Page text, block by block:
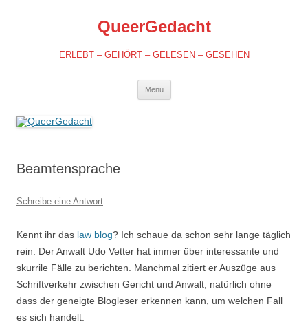
QueerGedacht
ERLEBT – GEHÖRT – GELESEN – GESEHEN
Menü
Beamtensprache
Schreibe eine Antwort
Kennt ihr das law blog? Ich schaue da schon sehr lange täglich
rein. Der Anwalt Udo Vetter hat immer über interessante und
skurrile Fälle zu berichten. Manchmal zitiert er Auszüge aus
Schriftverkehr zwischen Gericht und Anwalt, natürlich ohne
dass der geneigte Blogleser erkennen kann, um welchen Fall
es sich handelt.